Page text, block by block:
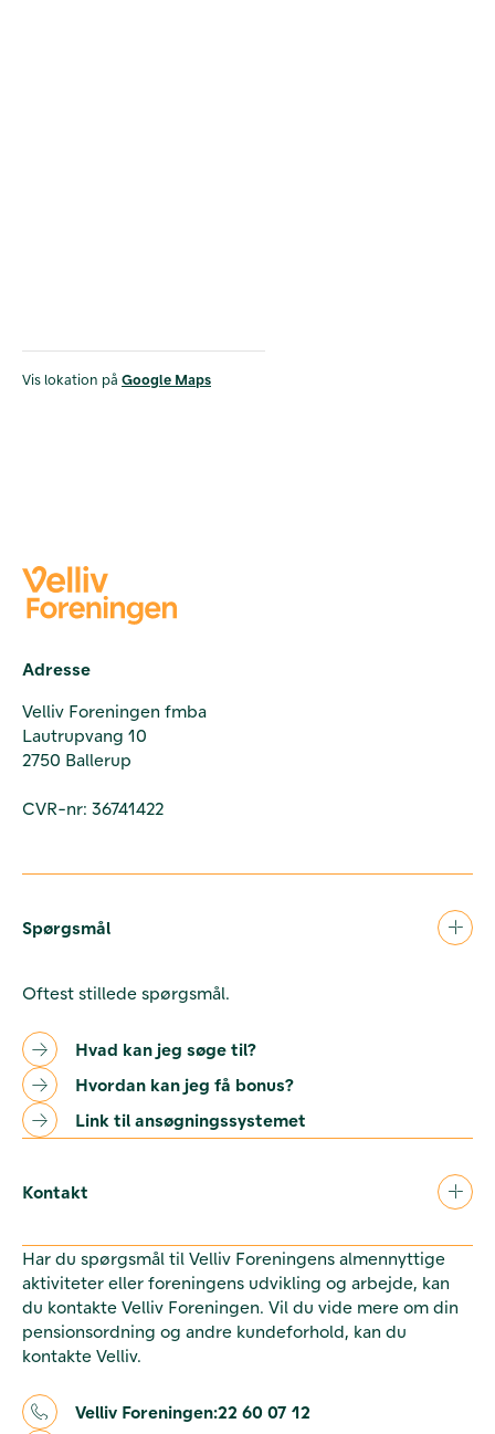
Vis lokation på Google Maps
Adresse
Velliv Foreningen fmba
Lautrupvang 10
2750 Ballerup
CVR-nr: 36741422
Spørgsmål
Oftest stillede spørgsmål.
Hvad kan jeg søge til?
Hvordan kan jeg få bonus?
Link til ansøgningssystemet
Kontakt
Har du spørgsmål til Velliv Foreningens almennyttige
aktiviteter eller foreningens udvikling og arbejde, kan
du kontakte Velliv Foreningen. Vil du vide mere om din
pensionsordning og andre kundeforhold, kan du
kontakte Velliv.
Velliv Foreningen:22 60 07 12